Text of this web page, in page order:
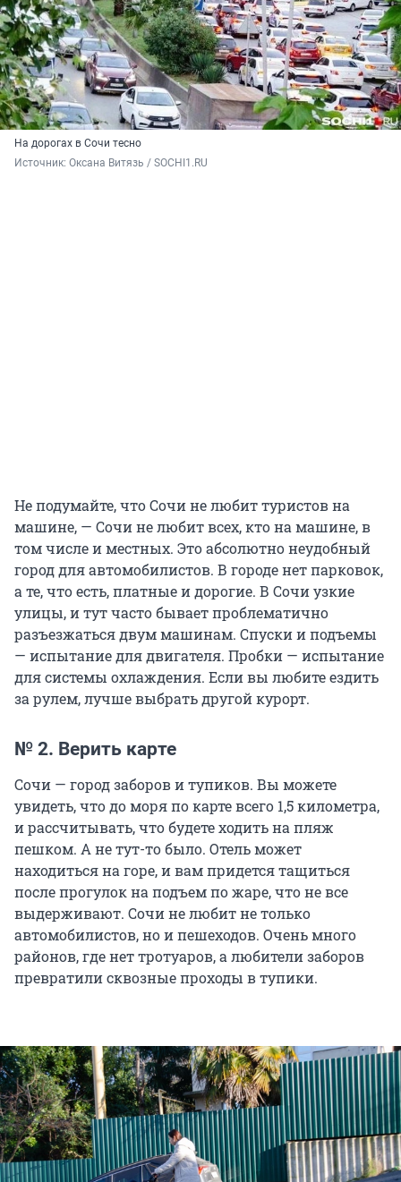
На дорогах в Сочи тесно
Источник: Оксана Витязь / SOCHI1.RU
Не подумайте, что Сочи не любит туристов на
машине, — Сочи не любит всех, кто на машине, в
том числе и местных. Это абсолютно неудобный
город для автомобилистов. В городе нет парковок,
а те, что есть, платные и дорогие. В Сочи узкие
улицы, и тут часто бывает проблематично
разъезжаться двум машинам. Спуски и подъемы
— испытание для двигателя. Пробки — испытание
для системы охлаждения. Если вы любите ездить
за рулем, лучше выбрать другой курорт.
№ 2. Верить карте
Сочи — город заборов и тупиков. Вы можете
увидеть, что до моря по карте всего 1,5 километра,
и рассчитывать, что будете ходить на пляж
пешком. А не тут-то было. Отель может
находиться на горе, и вам придется тащиться
после прогулок на подъем по жаре, что не все
выдерживают. Сочи не любит не только
автомобилистов, но и пешеходов. Очень много
районов, где нет тротуаров, а любители заборов
превратили сквозные проходы в тупики.